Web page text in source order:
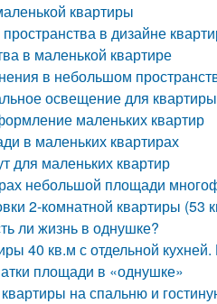
квартиры
в дизайне
в маленькой квартире
в небольшом
освещение для
маленьких квартир
в маленьких квартирах
для маленьких квартир
небольшой площади
2-комнатной квартиры (53
ли жизнь в однушке?
40 кв.м с отдельной
площади в «однушке»
на спальню и